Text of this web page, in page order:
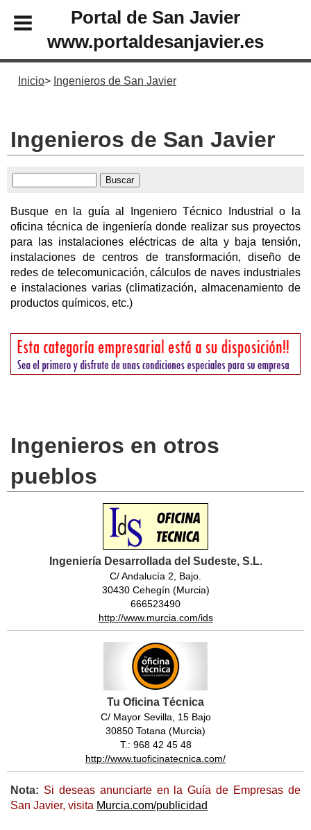
Portal de San Javier
www.portaldesanjavier.es
Inicio Ingenieros de San Javier
Ingenieros de San Javier
Busque en la guía al Ingeniero Técnico Industrial o la
oficina técnica de ingeniería donde realizar sus proyectos
para las instalaciones eléctricas de alta y baja tensión,
instalaciones de centros de transformación, diseño de
redes de telecomunicación, cálculos de naves industriales
e instalaciones varias (climatización, almacenamiento de
productos químicos, etc.)
Ingenieros en otros
pueblos
Ingeniería Desarrollada del Sudeste, S.L.
C/ Andalucía 2, Bajo.
30430 Cehegín (Murcia)
666523490
http://www.murcia.com/ids
Tu Oficina Técnica
C/ Mayor Sevilla, 15 Bajo
30850 Totana (Murcia)
T.: 968 42 45 48
http://www.tuoficinatecnica.com/
Nota: Si deseas anunciarte en la Guía de Empresas de
San Javier, visita Murcia.com/publicidad